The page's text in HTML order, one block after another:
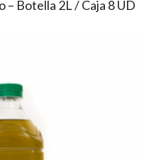
Botella 2L / Caja 8 UD